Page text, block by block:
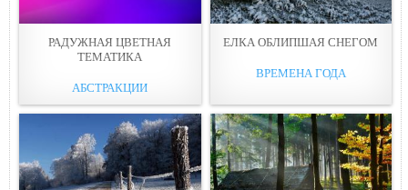
РАДУЖНАЯ ЦВЕТНАЯ
ТЕМАТИКА
АБСТРАКЦИИ
ЕЛКА ОБЛИПШАЯ СНЕГОМ
ВРЕМЕНА ГОДА